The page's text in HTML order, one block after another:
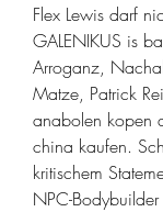
Flex Lewis darf
GALENIKUS is
Arroganz,
Matze, Patrick
anabolen kopen
china kaufen.
kritischem
NPC-